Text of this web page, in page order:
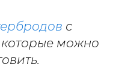
с
можно